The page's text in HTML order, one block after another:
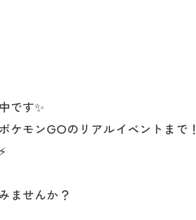
です✨
ケモンGOのリアルイベントまで！
ませんか？